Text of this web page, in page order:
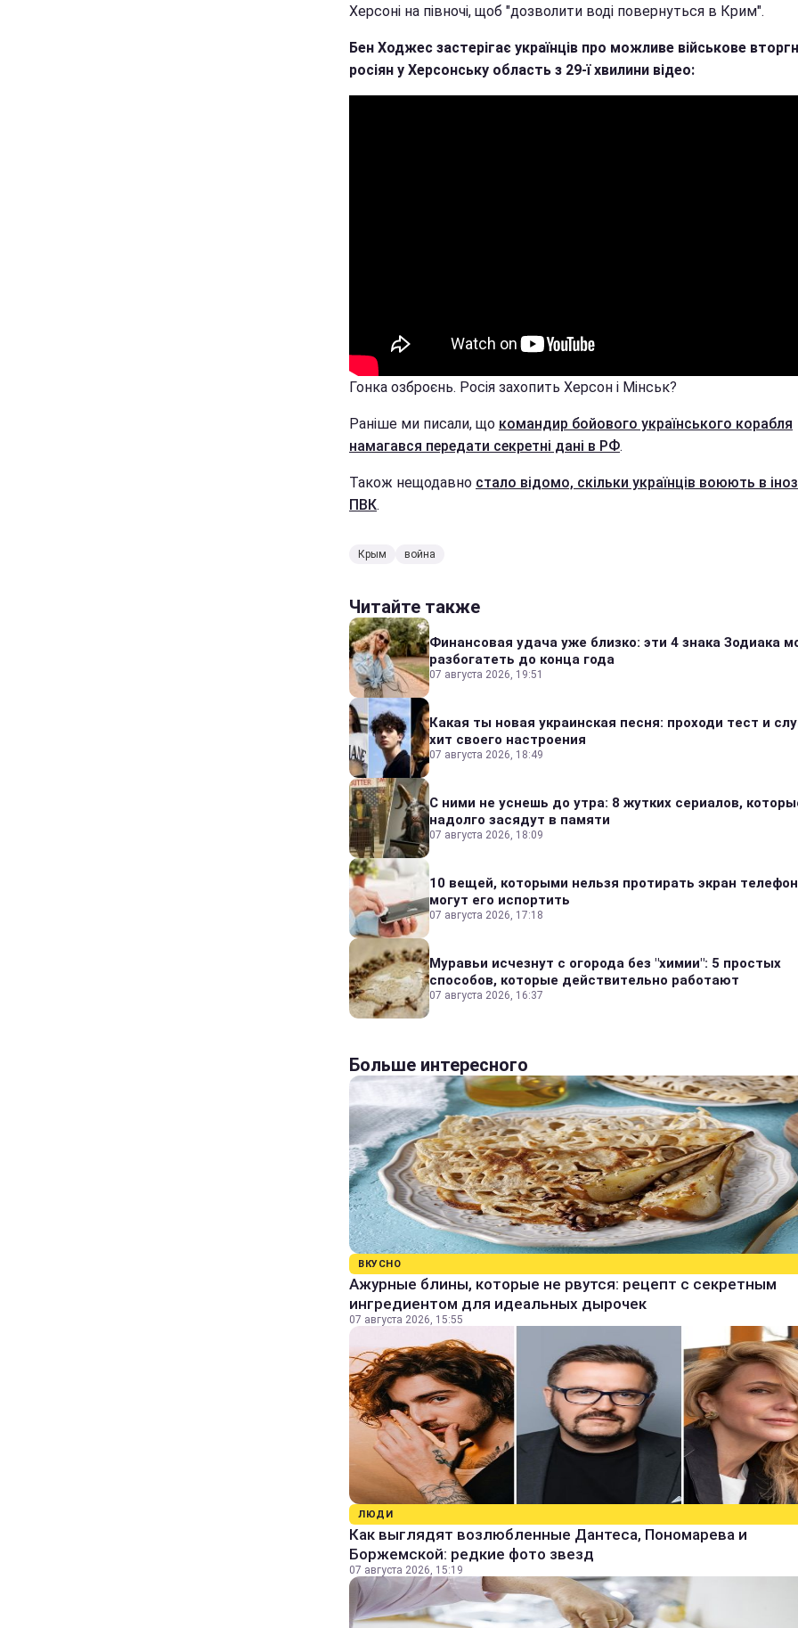
Херсоні на півночі, щоб "дозволити воді повернуться в Крим".
Бен Ходжес застерігає українців про можливе військове
росіян у Херсонську область з 29-ї хвилини відео:
Гонка озброєнь. Росія захопить Херсон і Мінськ?
Раніше ми писали, що командир бойового українського корабля
намагався передати секретні дані в РФ.
Також нещодавно стало відомо, скільки українців воюють в
ПВК.
Крым война
Читайте также
Финансовая удача уже близко: эти 4 знака Зодиака
разбогатеть до конца года
07 августа 2026, 19:51
Какая ты новая украинская песня: проходи тест и
хит своего настроения
07 августа 2026, 18:49
С ними не уснешь до утра: 8 жутких сериалов,
надолго засядут в памяти
07 августа 2026, 18:09
10 вещей, которыми нельзя протирать экран
могут его испортить
07 августа 2026, 17:18
Муравьи исчезнут с огорода без "химии": 5 простых
способов, которые действительно работают
07 августа 2026, 16:37
Больше интересного
ВКУСНО
Ажурные блины, которые не рвутся: рецепт с секретным
ингредиентом для идеальных дырочек
07 августа 2026, 15:55
ЛЮДИ
Как выглядят возлюбленные Дантеса, Пономарева и
Боржемской: редкие фото звезд
07 августа 2026, 15:19